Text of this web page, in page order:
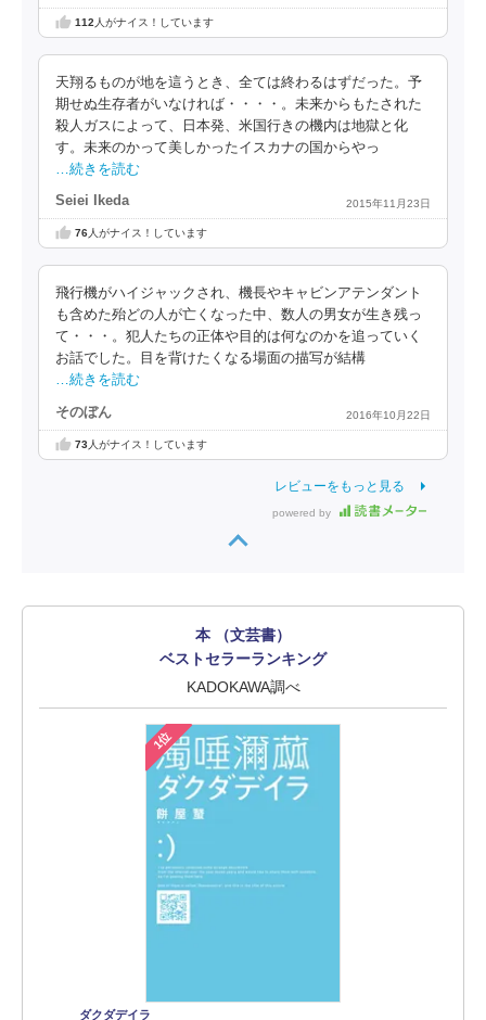
112 人がナイス！しています
天翔るものが地を這うとき、全ては終わるはずだった。予
期せぬ生存者がいなければ・・・・。未来からもたされた
殺人ガスによって、日本発、米国行きの機内は地獄と化
す。未来のかって美しかったイスカナの国からやっ
…続きを読む
Seiei Ikeda 2015年11月23日
76人がナイス！しています
飛行機がハイジャックされ、機長やキャビンアテンダント
も含めた殆どの人が亡くなった中、数人の男女が生き残っ
て・・・。犯人たちの正体や目的は何なのかを追っていく
お話でした。目を背けたくなる場面の描写が結構
…続きを読む
そのぼん 2016年10月22日
73人がナイス！しています
レビューをもっと見る
powered by
本 （文芸書）
ベストセラーランキング
KADOKAWA調べ
1位
ダクダデイラ